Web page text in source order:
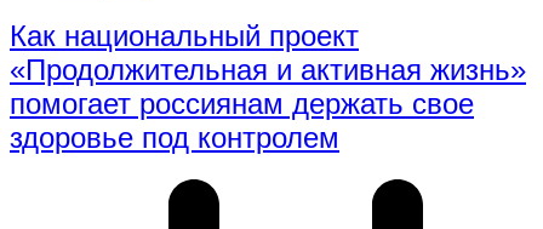
Как национальный проект
«Продолжительная и активная жизнь»
помогает россиянам держать свое
здоровье под контролем